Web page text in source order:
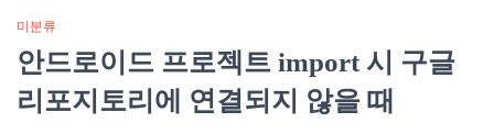
미분류
안드로이드 프로젝트 import 시 구글
리포지토리에 연결되지 않을 때